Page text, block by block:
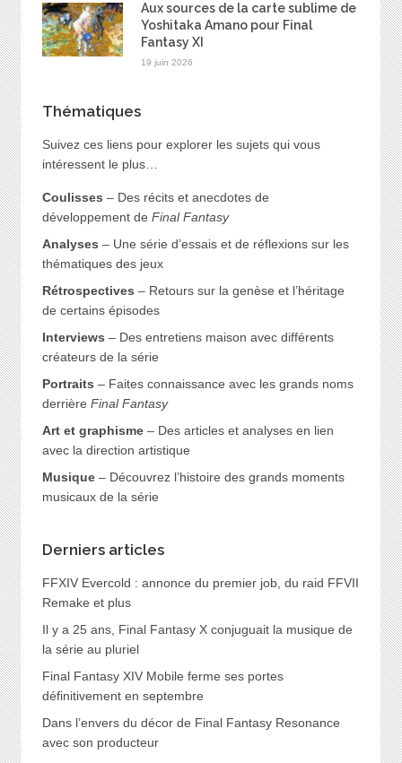
Aux sources de la carte sublime de
Yoshitaka Amano pour Final
Fantasy XI
19 juin 2026
Thématiques
Suivez ces liens pour explorer les sujets qui vous
intéressent le plus…
Coulisses – Des récits et anecdotes de
développement de Final Fantasy
Analyses – Une série d’essais et de réflexions sur les
thématiques des jeux
Rétrospectives – Retours sur la genèse et l’héritage
de certains épisodes
Interviews – Des entretiens maison avec différents
créateurs de la série
Portraits – Faites connaissance avec les grands noms
derrière Final Fantasy
Art et graphisme– Des articles et analyses en lien
avec la direction artistique
Musique– Découvrez l’histoire des grands moments
musicaux de la série
Derniers articles
FFXIV Evercold : annonce du premier job, du raid FFVII
Remake et plus
Il y a 25 ans, Final Fantasy X conjuguait la musique de
la série au pluriel
Final Fantasy XIV Mobile ferme ses portes
définitivement en septembre
Dans l’envers du décor de Final Fantasy Resonance
avec son producteur